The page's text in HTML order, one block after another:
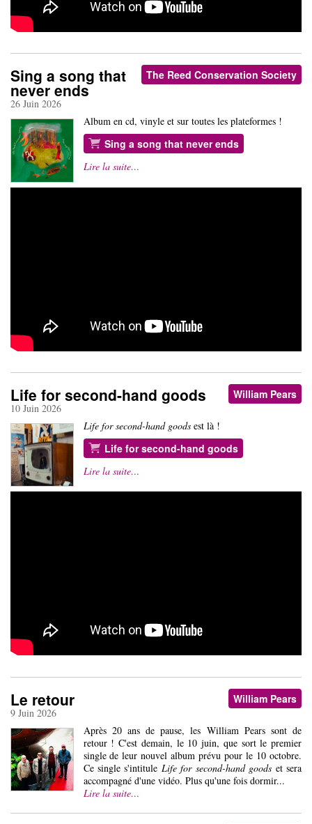
The Reed Conservation Society
Sing a song that
never ends
26 Juin 2026
Album en cd, vinyle et sur toutes les plateformes !
Sing a song that never ends
Lire la suite…
William Pears
Life for second-hand goods
10 Juin 2026
Life for second-hand goodsest là !
Life for second-hand goods
Lire la suite…
William Pears
Le retour
9 Juin 2026
Après 20 ans de pause, les William Pears sont de
retour ! C'est demain, le 10 juin, que sort le premier
single de leur nouvel album prévu pour le 10 octobre.
Ce single s'intitule Life for second-hand goods et sera
accompagné d'une vidéo. Plus qu'une fois dormir...
Lire la suite…